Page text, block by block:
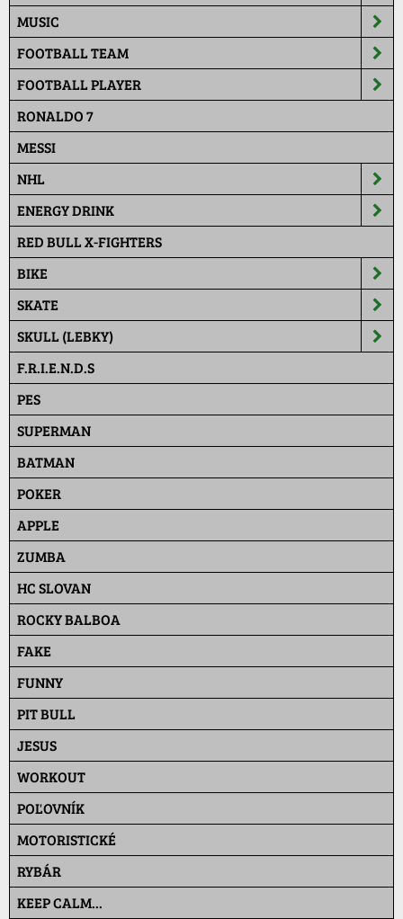
MUSIC
FOOTBALL TEAM
FOOTBALL PLAYER
RONALDO 7
MESSI
NHL
ENERGY DRINK
RED BULL X-FIGHTERS
BIKE
SKATE
SKULL (LEBKY)
F.R.I.E.N.D.S
PES
SUPERMAN
BATMAN
POKER
APPLE
ZUMBA
HC SLOVAN
ROCKY BALBOA
FAKE
FUNNY
PIT BULL
JESUS
WORKOUT
POĽOVNÍK
MOTORISTICKÉ
RYBÁR
KEEP CALM...